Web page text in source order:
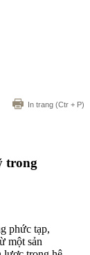
In trang (Ctr + P)
trong
phức tạp,
một sản